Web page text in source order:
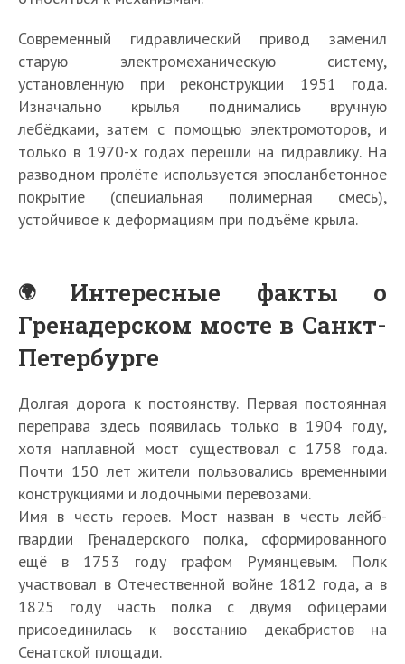
Современный гидравлический привод заменил
старую электромеханическую систему,
установленную при реконструкции 1951 года.
Изначально крылья поднимались вручную
лебёдками, затем с помощью электромоторов, и
только в 1970-х годах перешли на гидравлику. На
разводном пролёте используется эпосланбетонное
покрытие (специальная полимерная смесь),
устойчивое к деформациям при подъёме крыла.
Интересные факты о
Гренадерском мосте в Санкт-
Петербурге
Долгая дорога к постоянству. Первая постоянная
переправа здесь появилась только в 1904 году,
хотя наплавной мост существовал с 1758 года.
Почти 150 лет жители пользовались временными
конструкциями и лодочными перевозами.
Имя в честь героев. Мост назван в честь лейб-
гвардии Гренадерского полка, сформированного
ещё в 1753 году графом Румянцевым. Полк
участвовал в Отечественной войне 1812 года, а в
1825 году часть полка с двумя офицерами
присоединилась к восстанию декабристов на
Сенатской площади.